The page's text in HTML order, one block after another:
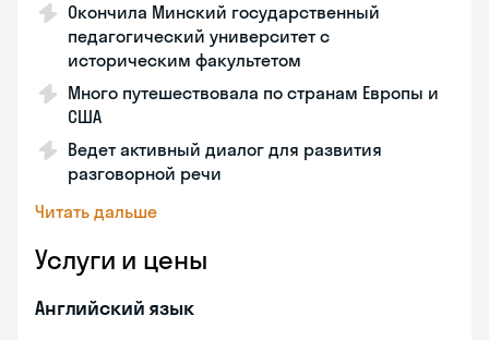
Окончила Минский государственный
педагогический университет с
историческим факультетом
Много путешествовала по странам Европы и
США
Ведет активный диалог для развития
разговорной речи
Читать дальше
Услуги и цены
Английский язык